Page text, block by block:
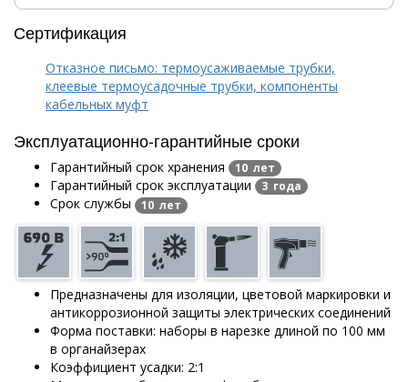
Сертификация
Отказное письмо: термоусаживаемые трубки,
клеевые термоусадочные трубки, компоненты
кабельных муфт
Эксплуатационно-гарантийные сроки
Гарантийный срок хранения 10 лет
Гарантийный срок эксплуатации 3 года
Срок службы 10 лет
Предназначены для изоляции, цветовой маркировки и
антикоррозионной защиты электрических соединений
Форма поставки: наборы в нарезке длиной по 100 мм
в органайзерах
Коэффициент усадки: 2:1